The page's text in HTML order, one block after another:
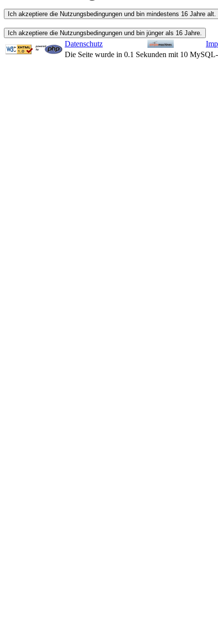
Datenschutz
Die Seite wurde in 0.1 Sekunden mit 10